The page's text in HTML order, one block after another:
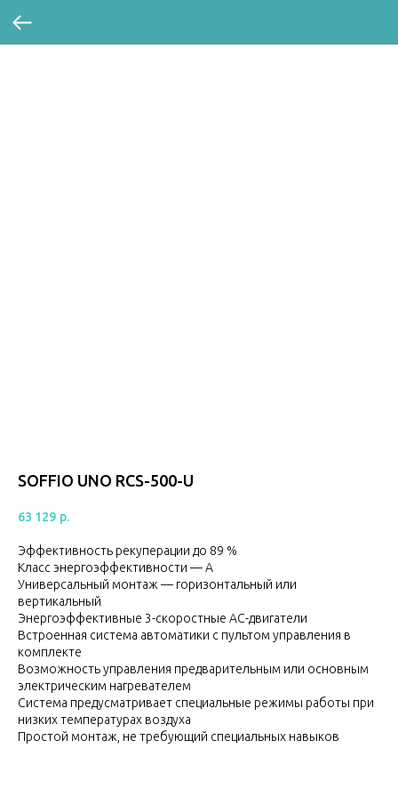
SOFFIO UNO RCS-500-U
63 129 р.
Эффективность рекуперации до 89 %
Класс энергоэффективности — А
Универсальный монтаж — горизонтальный или
вертикальный
Энергоэффективные 3-скоростные АС-двигатели
Встроенная система автоматики с пультом управления в
комплекте
Возможность управления предварительным или основным
электрическим нагревателем
Система предусматривает специальные режимы работы при
низких температурах воздуха
Простой монтаж, не требующий специальных навыков